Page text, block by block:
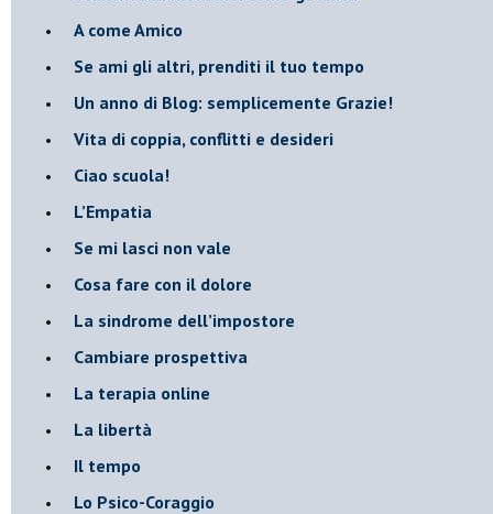
​A come Amico
​Se ami gli altri, prenditi il tuo tempo
​Un anno di Blog: semplicemente Grazie!
​Vita di coppia, conflitti e desideri
​Ciao scuola!
​L’Empatia
​Se mi lasci non vale
Cosa fare con il dolore
​La sindrome dell’impostore
​Cambiare prospettiva
La terapia online
La libertà
​Il tempo
​Lo Psico-Coraggio